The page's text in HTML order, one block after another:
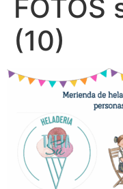
FOTOS
(10)